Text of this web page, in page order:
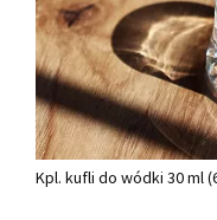
Kpl. kufli do wódki 30 ml